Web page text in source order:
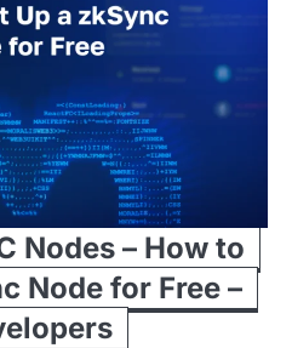
Nodes – How to
Node for Free –